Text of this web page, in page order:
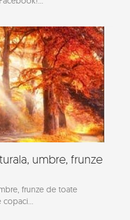
umbre, frunze
frunze de toate
copaci...